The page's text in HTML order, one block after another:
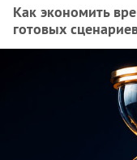
Как экономить
готовых